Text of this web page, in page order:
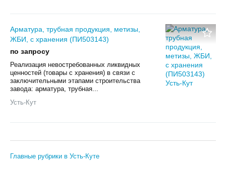
Арматура, трубная продукция, метизы,
ЖБИ, с хранения (ПИ503143)
по запросу
Реализация невостребованных ликвидных
ценностей (товары с хранения) в связи с
заключительными этапами строительства
завода: арматура, трубная...
Усть-Кут
Главные рубрики в Усть-Куте